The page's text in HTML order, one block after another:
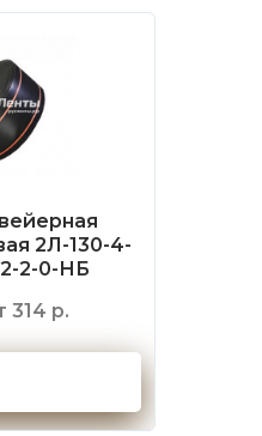
2Л-130-4-
2-0-НБ
314 р.